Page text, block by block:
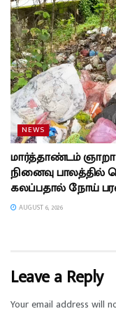
NEWS
மார்த்தாண்டம்
நினைவு
கலப்பதால் நோய்
AUGUST 6, 2026
Leave a Reply
Your email address will